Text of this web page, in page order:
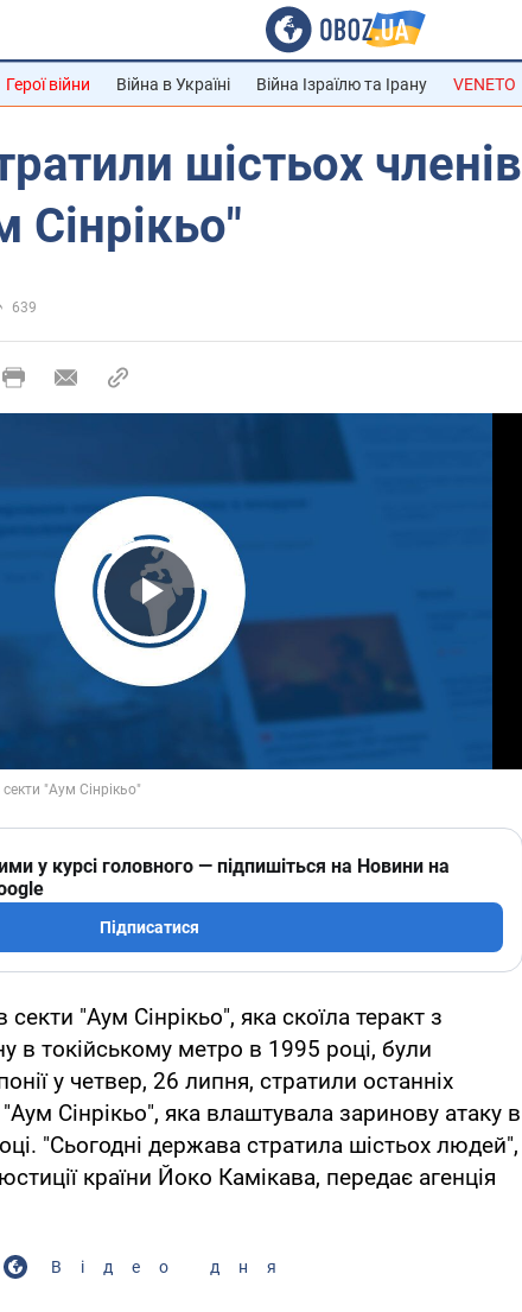
Герої війни Війна в Україні Війна Ізраїлю та Ірану VENETO
шістьох членів
Сінрікьо"
639
Play Video
у курсі головного — підпишіться на Новини на
Підписатися
секти "Аум Сінрікьо", яка скоїла теракт з
в токійському метро в 1995 році, були
у четвер, 26 липня, стратили останніх
Сінрікьо", яка влаштувала заринову атаку в
"Сьогодні держава стратила шістьох людей",
країни Йоко Камікава, передає агенція
Відео дня